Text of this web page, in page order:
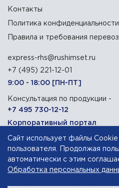
Контакты
Политика конфиденциальности
Правила и требования
express-rhs@rushimset.ru
+7 (495) 221-12-01
9:00 - 18:00 [ПН-ПТ]
Консультация по продукции -
+7 495 730-12-12
Корпоративный портал
129090, г. Москва,
Сайт использует файлы
пользователя. Продолжая
автоматически с этим
Обработка персональных